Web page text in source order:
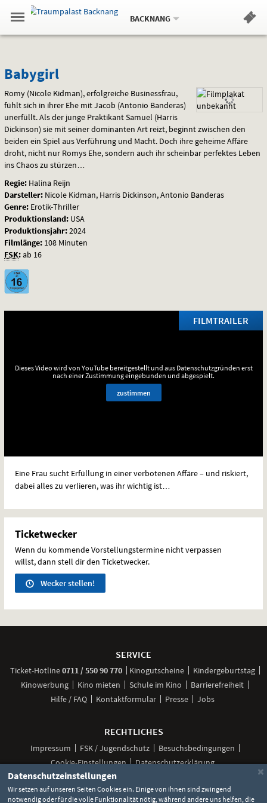
Springe
zum
,zum
.
Navigation
Gehe
zur
Standortauswahl
Standort:
BACKNANG.
Hinweis
Babygirl
Babygirl
Romy (Nicole Kidman), erfolgreiche Businessfrau,
fühlt sich in ihrer Ehe mit Jacob (Antonio Banderas)
unerfüllt. Als der junge Praktikant Samuel (Harris
Dickinson) sie mit seiner dominanten Art reizt, beginnt zwischen den
beiden ein Spiel aus Verführung und Macht. Doch ihre geheime Affäre
droht, nicht nur Romys Ehe, sondern auch ihr scheinbar perfektes Leben
ins Chaos zu stürzen…
Regie: Halina Reijn
Darsteller: Nicole Kidman, Harris Dickinson, Antonio Banderas
Genre: Erotik-Thriller
Produktionsland: USA
Produktionsjahr:2024
Filmlänge: 108 Minuten
FSK:ab 16
FILMTRAILER
Dieses Video wird von YouTube bereitgestellt und aus Datenschutzgründen erst
nach einer Zustimmung eingebunden und abgespielt.
zustimmen
Eine Frau sucht Erfüllung in einer verbotenen Affäre – und riskiert,
dabei alles zu verlieren, was ihr wichtig ist…
Ticketwecker
Wenn du kommende Vorstellungstermine nicht verpassen
willst, dann stell dir den Ticketwecker.
Wecker stellen!
SERVICE
Ticket-Hotline0711 / 550 90 770anrufen
Kinogutscheine
Kindergeburtstag
Kinowerbung
Kino mieten Schule im Kino
Barrierefreiheit
Hilfe / FAQ
Kontaktformular Presse Jobs
RECHTLICHES
Impressum FSK / Jugendschutz
Besuchsbedingungen
Cookie-Einstellungen
Datenschutzerklärung
×
Datenschutzeinstellungen
Wir setzen auf unseren Seiten Cookies ein. Einige von ihnen sind zwingend
notwendig oder für die volle Funktionalität nötig, während andere uns helfen, die